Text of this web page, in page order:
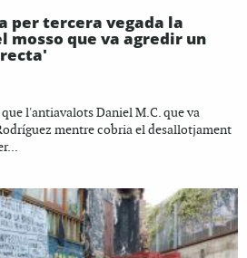
per tercera vegada la
mosso que va agredir un
l'antiavalots Daniel M.C. que va
mentre cobria el desallotjament